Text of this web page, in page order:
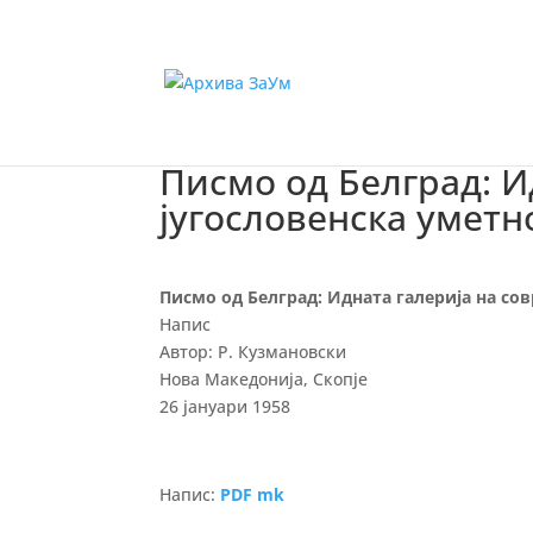
Писмо од Белград:
југословенска
Писмо од Белград: Идната галерија на
Напис
Автор: Р. Кузмановски
Нова Македонија, Скопје
26 јануари 1958
Напис: PDF mk